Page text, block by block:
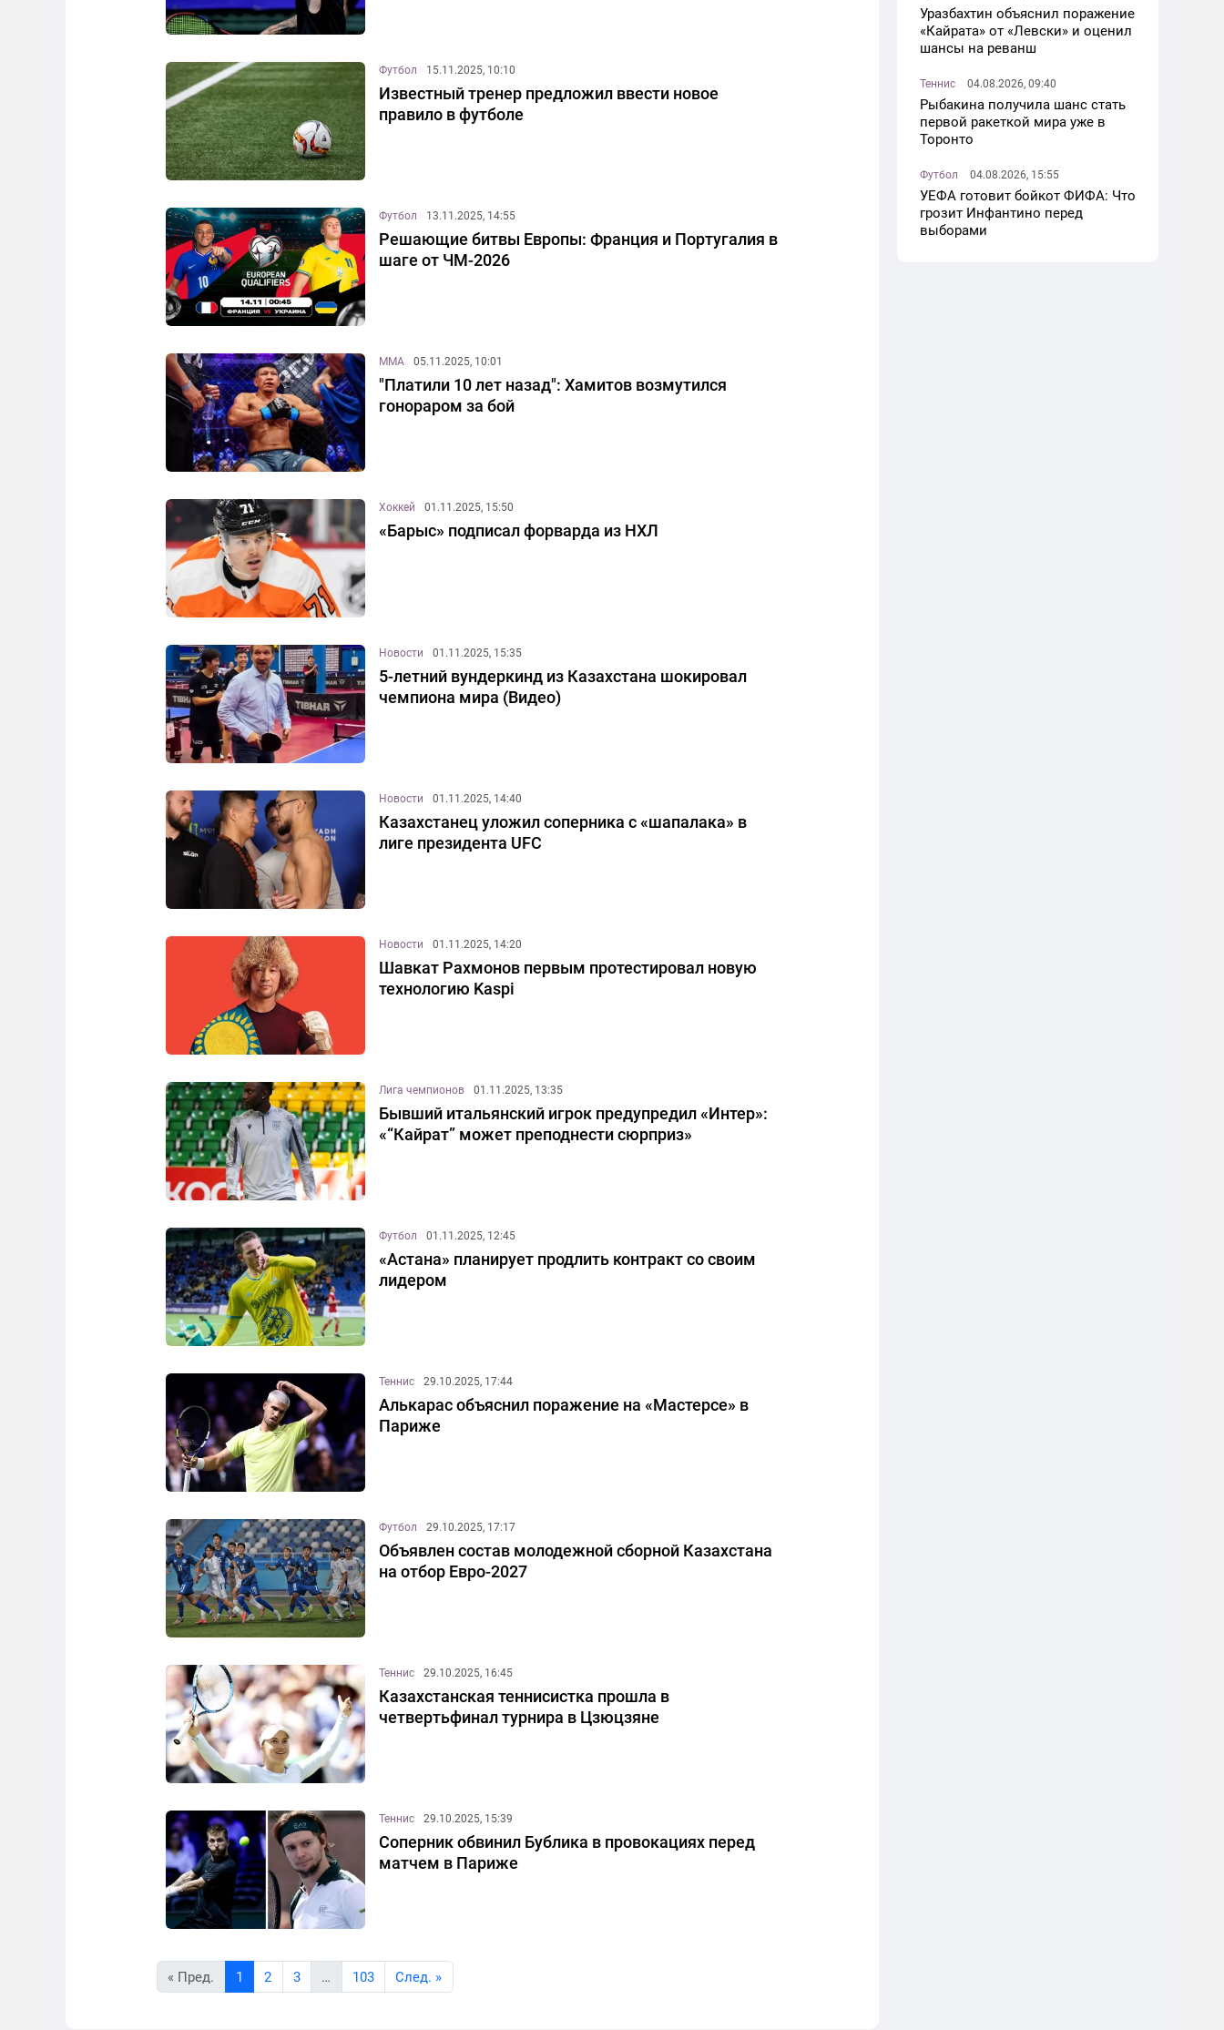
Футбол 15.11.2025, 10:10
Известный тренер предложил ввести новое
правило в футболе
Футбол 13.11.2025, 14:55
Решающие битвы Европы: Франция и Португалия в
шаге от ЧМ-2026
MMA 05.11.2025, 10:01
"Платили 10 лет назад": Хамитов возмутился
гонораром за бой
Хоккей 01.11.2025, 15:50
«Барыс» подписал форварда из НХЛ
Новости 01.11.2025, 15:35
5-летний вундеркинд из Казахстана шокировал
чемпиона мира (Видео)
Новости 01.11.2025, 14:40
Казахстанец уложил соперника с «шапалака» в
лиге президента UFC
Новости 01.11.2025, 14:20
Шавкат Рахмонов первым протестировал новую
технологию Kaspi
Лига чемпионов 01.11.2025, 13:35
Бывший итальянский игрок предупредил «Интер»:
«“Кайрат” может преподнести сюрприз»
Футбол 01.11.2025, 12:45
«Астана» планирует продлить контракт со своим
лидером
Теннис 29.10.2025, 17:44
Алькарас объяснил поражение на «Мастерсе» в
Париже
Футбол 29.10.2025, 17:17
Объявлен состав молодежной сборной Казахстана
на отбор Евро-2027
Теннис 29.10.2025, 16:45
Казахстанская теннисистка прошла в
четвертьфинал турнира в Цзюцзяне
Теннис 29.10.2025, 15:39
Соперник обвинил Бублика в провокациях перед
матчем в Париже
« Пред. 1 2 3 … 103 Cлед. »
Уразбахтин объяснил поражение
«Кайрата» от «Левски» и оценил
шансы на реванш
Теннис 04.08.2026, 09:40
Рыбакина получила шанс стать
первой ракеткой мира уже в
Торонто
Футбол 04.08.2026, 15:55
УЕФА готовит бойкот ФИФА: Что
грозит Инфантино перед
выборами